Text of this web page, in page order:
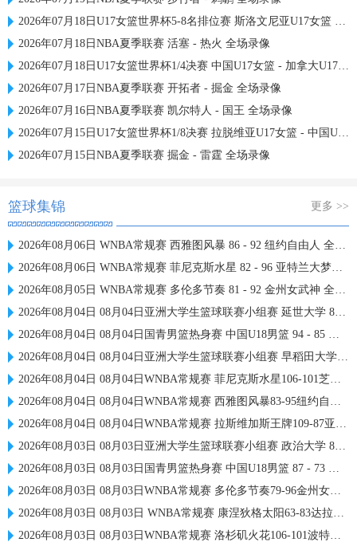
2026年07月18日U17女篮世界杯5-8名排位赛 斯洛文尼亚U17女篮 - 中国U17女篮 全场录像
2026年07月18日NBA夏季联赛 活塞 - 热火 全场录像
2026年07月18日U17女篮世界杯1/4决赛 中国U17女篮 - 加拿大U17女篮 录像
2026年07月17日NBA夏季联赛 开拓者 - 掘金 全场录像
2026年07月16日NBA夏季联赛 凯尔特人 - 国王 全场录像
2026年07月15日U17女篮世界杯1/8决赛 拉脱维亚U17女篮 - 中国U17女篮 录像
2026年07月15日NBA夏季联赛 掘金 - 雷霆 全场录像
篮球集锦 更多 >>
2026年08月06日 WNBA常规赛 西雅图风暴 86 - 92 纽约自由人 全场集锦
2026年08月06日 WNBA常规赛 菲尼克斯水星 82 - 96 亚特兰大梦想 全场集锦
2026年08月05日 WNBA常规赛 多伦多节奏 81 - 92 金州女武神 全场集锦
2026年08月04日 08月04日亚洲大学生篮球联赛小组赛 延世大学 82 - 83 北京大学 集锦
2026年08月04日 08月04日国青男篮热身赛 中国U18男篮 94 - 85 加拿大大卫·安篮球学院 集锦
2026年08月04日 08月04日亚洲大学生篮球联赛小组赛 早稻田大学 71 - 86 清华大学 集锦
2026年08月04日 08月04日WNBA常规赛 菲尼克斯水星106-101芝加哥天空 全场集锦
2026年08月04日 08月04日WNBA常规赛 西雅图风暴83-95纽约自由人 全场集锦
2026年08月04日 08月04日WNBA常规赛 拉斯维加斯王牌109-87亚特兰大梦想 全场集锦
2026年08月03日 08月03日亚洲大学生篮球联赛小组赛 政治大学 83 - 71 上海交通大学 集锦
2026年08月03日 08月03日国青男篮热身赛 中国U18男篮 87 - 73 韩国东国大学 集锦
2026年08月03日 08月03日WNBA常规赛 多伦多节奏79-96金州女武神 全场集锦
2026年08月03日 08月03日 WNBA常规赛 康涅狄格太阳63-83达拉斯飞翼 全场集锦
2026年08月03日 08月03日WNBA常规赛 洛杉矶火花106-101波特兰火焰 全场集锦